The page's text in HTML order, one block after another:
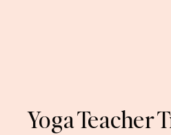
Yoga Teacher